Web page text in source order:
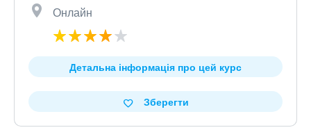
Онлайн
Детальна інформація про цей курс
Зберегти